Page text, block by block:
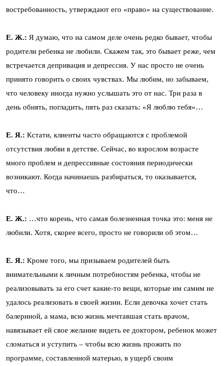
востребованность, утверждают его «право» на существование.
Е. Ж.: Я думаю, что на самом деле очень редко бывает, чтобы
родители ребенка не любили. Скажем так, это бывает реже, чем
встречается депривация и депрессия. У нас просто не очень
принято говорить о своих чувствах. Мы любим, но забываем,
что человеку иногда нужно услышать это от нас. Три раза в
день обнять, погладить, пять раз сказать: «Я люблю тебя»…
Е. Я.: Кстати, клиенты часто обращаются с проблемой
отсутствия любви в детстве. Сейчас, во взрослом возрасте
много проблем и депрессивные состояния периодически
возникают. Когда начинаешь разбираться, то оказывается,
что…
Е. Ж.: …что корень, что самая болезненная точка это: меня не
любили. Хотя, скорее всего, просто не говорили об этом…
Е. Я.: Кроме того, мы призываем родителей быть
внимательными к личным потребностям ребенка, чтобы не
реализовывать за его счет какие-то вещи, которые им самим не
удалось реализовать в своей жизни. Если девочка хочет стать
балериной, а мама, всю жизнь мечтавшая стать врачом,
навязывает ей свое желание видеть ее доктором, ребенок может
сломаться и уступить – чтобы всю жизнь прожить по
программе, составленной матерью, в ущерб своим